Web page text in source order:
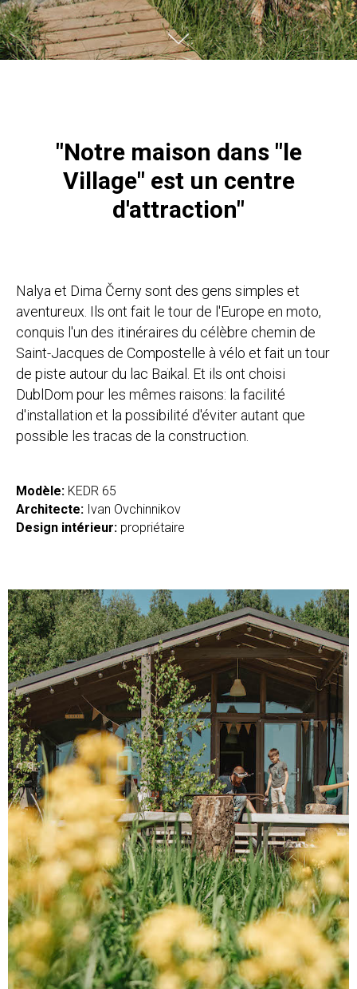
"Notre maison dans "le
Village" est un centre
d'attraction"
Nalya et Dima Černy sont des gens simples et
aventureux. Ils ont fait le tour de l'Europe en moto,
conquis l'un des itinéraires du célèbre chemin de
Saint-Jacques de Compostelle à vélo et fait un tour
de piste autour du lac Baïkal. Et ils ont choisi
DublDom pour les mêmes raisons: la facilité
d'installation et la possibilité d'éviter autant que
possible les tracas de la construction.
Modèle: KEDR 65
Architecte: Ivan Ovchinnikov
Design intérieur: propriétaire